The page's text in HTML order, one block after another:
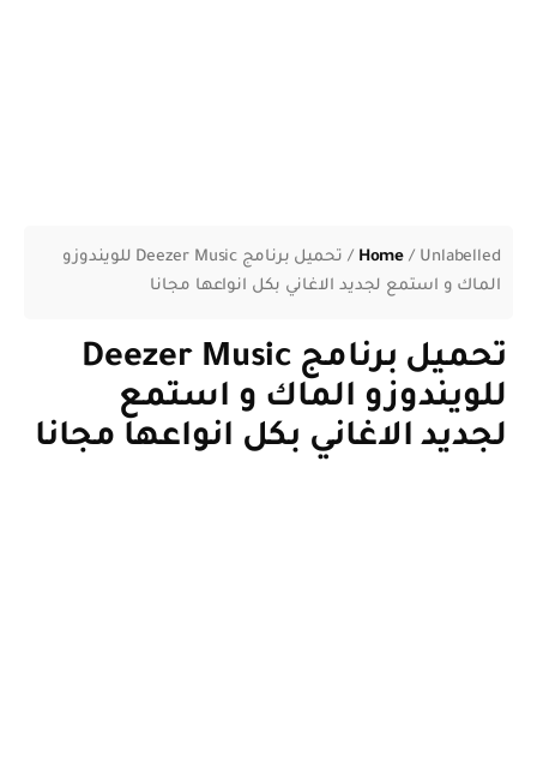
Home / Unlabelled
/
تحميل برنامج Deezer Music للويندوزو
الماك و استمع لجديد الاغاني بكل انواعها مجانا
تحميل برنامج Deezer Music
للويندوزو الماك و استمع
لجديد الاغاني بكل انواعها مجانا